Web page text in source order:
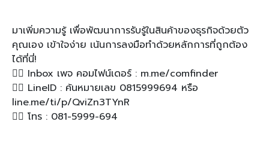
มาเพิ่มความรู้ เพื่อพัฒนาการรับรู้ในสินค้าของธุรกิจด้วยตัว
คุณเอง เข้าใจง่าย เน้นการลงมือทำด้วยหลักการที่ถูกต้อง
ได้ที่นี่!
💁‍♀️ Inbox เพจ คอมไฟน์เดอร์ : m.me/comfinder
🙋‍♀️ LineID : ค้นหมายเลข 0815999694 หรือ
line.me/ti/p/QviZn3TYnR
🙇‍♀️ โทร : 081-5999-694